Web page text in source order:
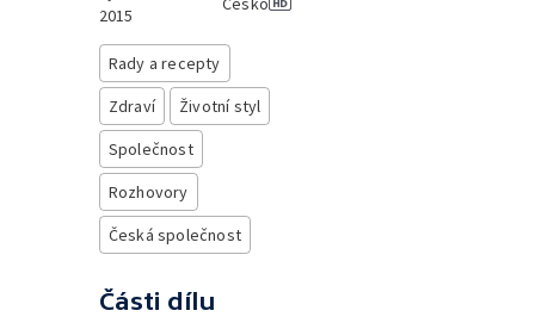
2015
Rady a recepty
Zdraví
Životní styl
Společnost
Rozhovory
Česká společnost
Části dílu